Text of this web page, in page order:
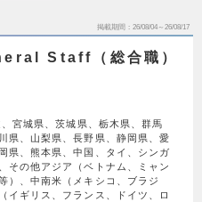
掲載期間 26/08/04～26/08/17
Staff（総合職）
宮城県、茨城県、栃木県、群馬
県、山梨県、長野県、静岡県、愛
県、熊本県、中国、タイ、シンガ
その他アジア（ベトナム、ミャン
）、中南米（メキシコ、ブラジ
イギリス、フランス、ドイツ、ロ